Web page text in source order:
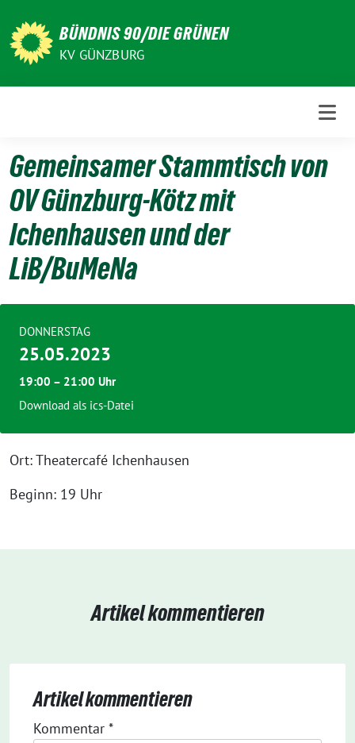
zum
Inhalt
BÜNDNIS 90/DIE GRÜNEN
KV GÜNZBURG
Gemeinsamer Stammtisch von
OV Günzburg-Kötz mit
Ichenhausen und der
LiB/BuMeNa
Ort: Theatercafé Ichenhausen
Beginn: 19 Uhr
DONNERSTAG
25.05.2023
19:00 – 21:00 Uhr
Download als ics-Datei
Artikel kommentieren
Artikel kommentieren
Kommentar *